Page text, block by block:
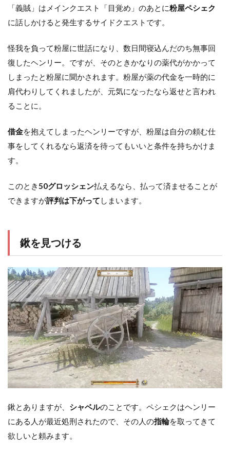
「義賊」はメインクエスト「目覚め」のあとに粉屋ペシェク
に話しかけると発生するサイドクエストです。
怪我を負って粉屋に世話になり、数日間寝込んだのち無事回
復したヘンリー。ですが、そのときかなりの薬代がかかって
しまったと粉屋に聞かされます。粉屋が薬の代金を一時的に
肩代わりしてくれましたが、元気になったなら返せと言われ
ることに。
借金を抱えてしまったヘンリーですが、粉屋は自分の頼む仕
事をしてくれるなら返済を待ってもいいと条件を持ちかけま
す。
このとき50グロッシェン払えるなら、払って済ませることが
できますが評判は下がって しまいます。
鍬を見つける
鍬とありますが、 シャベルのことです。ペシェクはヘンリー
にある人が最近処刑されたので、その人の指輪を取ってきて
欲しいと頼みます。